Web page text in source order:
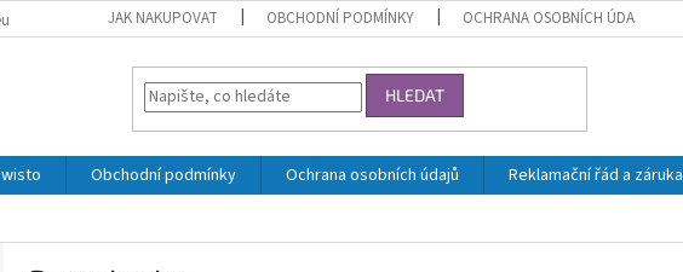
JAK NAKUPOVAT OBCHODNÍ PODMÍNKY OCHRANA OSOBNÍCH ÚDAJŮ
HLEDAT
Obchodní podmínky Ochrana osobních údajů Reklamační řád a záruka